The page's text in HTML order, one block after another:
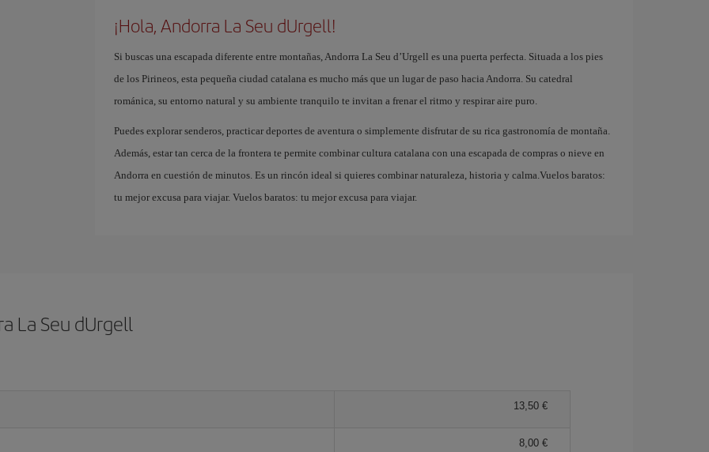
¡Hola, Andorra La Seu dUrgell!
Si buscas una escapada diferente entre montañas, Andorra La Seu d’Urgell es una puerta perfecta. Situada a los pies
de los Pirineos, esta pequeña ciudad catalana es mucho más que un lugar de paso hacia Andorra. Su catedral
románica, su entorno natural y su ambiente tranquilo te invitan a frenar el ritmo y respirar aire puro.
Puedes explorar senderos, practicar deportes de aventura o simplemente disfrutar de su rica gastronomía de montaña.
Además, estar tan cerca de la frontera te permite combinar cultura catalana con una escapada de compras o nieve en
Andorra en cuestión de minutos. Es un rincón ideal si quieres combinar naturaleza, historia y calma.Vuelos baratos:
tu mejor excusa para viajar. Vuelos baratos: tu mejor excusa para viajar.
La Seu dUrgell
13,50 €
8,00 €